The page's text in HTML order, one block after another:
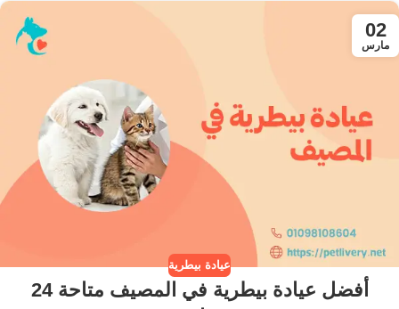
02
مارس
عيادة بيطرية
أفضل عيادة بيطرية في المصيف متاحة 24